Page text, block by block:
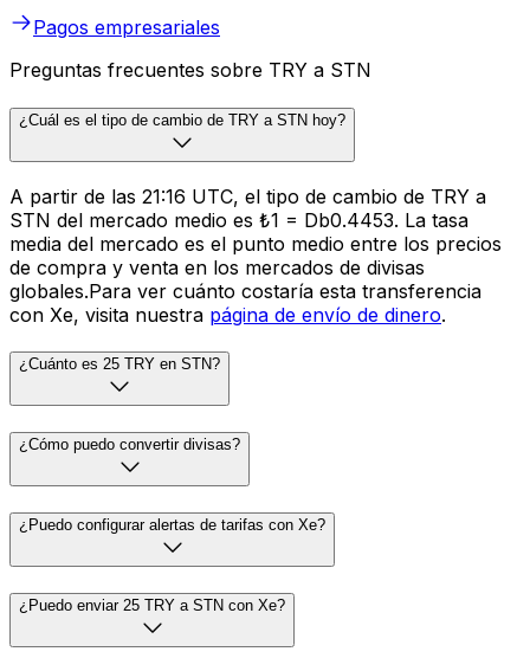
Pagos empresariales
Preguntas frecuentes sobre TRY a STN
¿Cuál es el tipo de cambio de TRY a STN hoy?
A partir de las 21:16 UTC, el tipo de cambio de TRY a
STN del mercado medio es ₺1 = Db0.4453. La tasa
media del mercado es el punto medio entre los precios
de compra y venta en los mercados de divisas
globales.Para ver cuánto costaría esta transferencia
con Xe, visita nuestra página de envío de dinero.
¿Cuánto es 25 TRY en STN?
¿Cómo puedo convertir divisas?
¿Puedo configurar alertas de tarifas con Xe?
¿Puedo enviar 25 TRY a STN con Xe?